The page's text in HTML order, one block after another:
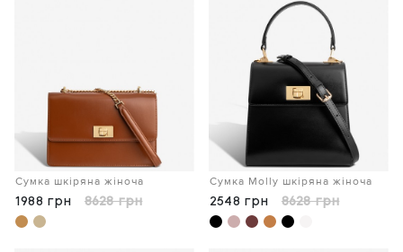
Сумка шкіряна жіноча
1988 грн 8628 грн
Сумка Molly шкіряна жіноча
2548 грн 8628 грн